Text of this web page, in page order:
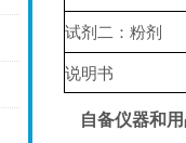
试剂二：粉剂
说明书
自备仪器和